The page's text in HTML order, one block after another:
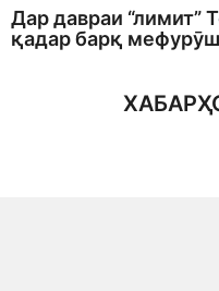
Дар давраи “лимит”
қадар барқ